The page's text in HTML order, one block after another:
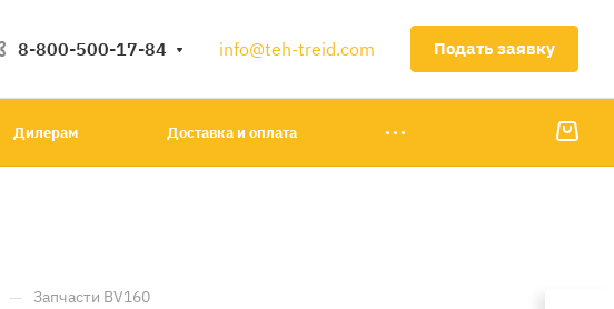
8-800-500-17-84 info@teh-treid.com Подать заявку
Дилерам Доставка и оплата
— Запчасти BV160